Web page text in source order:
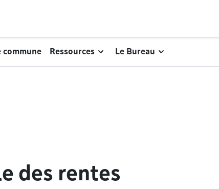
commune
Retour au niveau supérieur
Ressources
Retour au niveau supérieur
Le Bureau
des rentes